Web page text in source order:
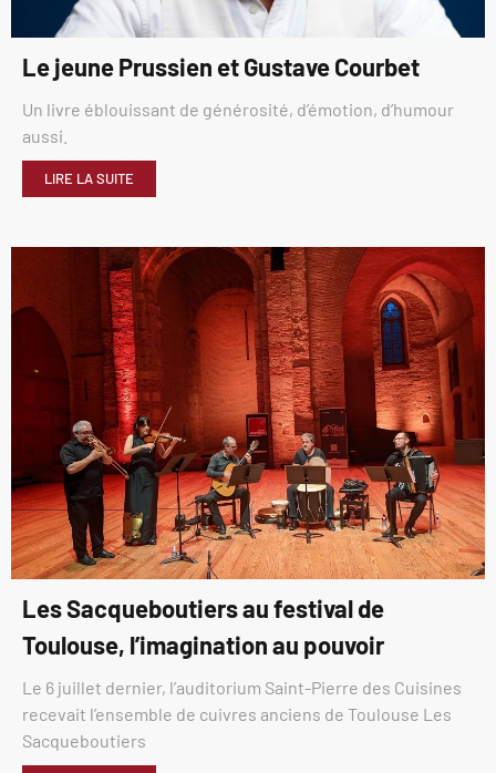
Le jeune Prussien et Gustave Courbet
Un livre éblouissant de générosité, d’émotion, d’humour
aussi.
LIRE LA SUITE
Les Sacqueboutiers au festival de
Toulouse, l’imagination au pouvoir
Le 6 juillet dernier, l’auditorium Saint-Pierre des Cuisines
recevait l’ensemble de cuivres anciens de Toulouse Les
Sacqueboutiers